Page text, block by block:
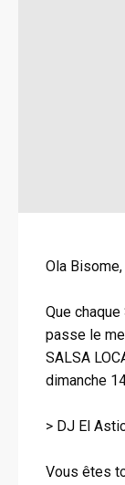
Ola Bisome,
Que
passe le
SALSA
dimanche
> DJ El
Vous êtes